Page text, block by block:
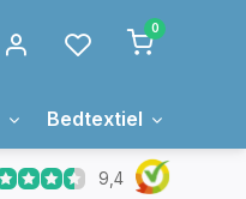
0
Bedtextiel
In Nederland gemaakt
9,4